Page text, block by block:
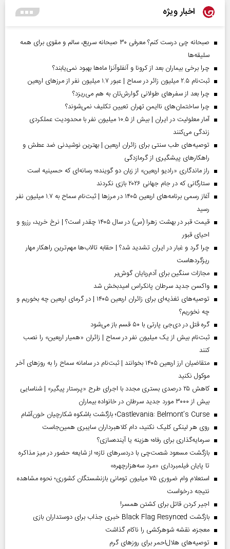
اخبار ویژه
صبحانه چی درست کنم؟ معرفی ۳۰ صبحانه سریع، سالم و مقوی برای همه
سلیقه‌ها
چرا برخی بیماران بعد از کرونا و آنفلوآنزا ماه‌ها بهبود نمی‌یابند؟
ثبت‌نام ۲.۵ میلیون زائر در سماح | عبور ۱.۷ میلیون نفر از مرز‌های اربعین
چرا بعد از سفرهای طولانی گوارش‌تان به هم می‌ریزد؟
چرا ساختمان‌های ناایمن تهران تعیین تکلیف نمی‌شوند؟
آمار معلولیت در ایران | بیش از ۱۰.۵ میلیون نفر با محدودیت عملکردی
زندگی می‌کنند
توصیه‌های طب سنتی برای زائران اربعین | بهترین نوشیدنی ضد عطش و
راهکارهای پیشگیری از گرمازدگی
راز ماندگاری «رادیو اربعین» از زبان دو گوینده؛ رسانه‌ای که حسینیه است
ستارگانی که در جام جهانی ۲۰۲۶ بازی نکردند
آغاز رسمی برنامه‌های اربعین ۱۴۰۵ در مرز‌ها | ثبت‌نام سماح به ۱.۷ میلیون نفر
رسید
قیمت قبر در بهشت زهرا (س) در سال ۱۴۰۵ چقدر است؟ | نرخ خرید، رزرو و
احیای قبور
چرا گرد و غبار در ایران تشدید شد؟ | حقابه تالاب‌ها مهم‌ترین راهکار مهار
ریزگردهاست
مجازات سنگین برای آدم‌ربایان گوش‌بر
واکسن جدید سرطان پانکراس امیدبخش شد
توصیه‌های تغذیه‌ای برای زائران اربعین ۱۴۰۵ | در گرمای اربعین چه بخوریم و
چه نخوریم؟
گره قتل در دی‌جی پارتی با ۵۰ قسم باز می‌شود
ثبت‌نام بیش از یک میلیون نفر در سماح | زائران «همیار اربعین» را نصب
کنند
متقاضیان ارز اربعین ۱۴۰۵ بخوانند | ثبت‌نام در سامانه سماح را به روز‌های آخر
موکول نکنید
کاهش ۲۵ درصدی بستری مجدد با اجرای طرح «پرستار پیگیر» | شناسایی
بیش از ۳۰۰۰ مورد جدید سرطان در خانواده بیماران
Castlevania: Belmont’s Curse؛ بازگشت باشکوه شکارچیان خون‌آشام
روی هر لینکی کلیک نکنید، دام کلاهبرداران سایبری همین‌جاست
سرمایه‌گذاری برای رفاه؛ هزینه یا آینده‌سازی؟
بازگشت مسعود شصت‌چی با دردسر‌های تازه؛ از شایعه حضور در میز مذاکره
تا پایان فیلمبرداری «مرد سه‌هزارچهره»
استعلام وام ضروری ۷۵ میلیون تومانی بازنشستگان کشوری؛ نحوه مشاهده
نتیجه درخواست
اجیر کردن قاتل برای کشتن همسر!
بازگشت Black Flag Resynced خبری جذاب برای دوستداران بازی
معجزه، نقشه شوهرکشی را ناکام گذاشت
توصیه‌های هلال‌احمر برای روز‌های گرم